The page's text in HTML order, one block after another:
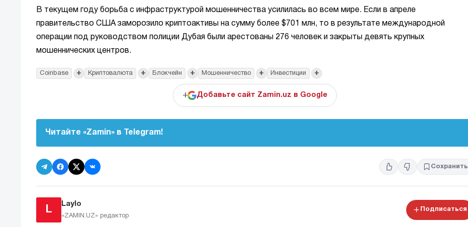
В текущем году борьба с инфраструктурой мошенничества усилилась во всем мире. Если в апреле
правительство США заморозило криптоактивы на сумму более $701 млн, то в результате международной
операции под руководством полиции Дубая были арестованы 276 человек и закрыты девять крупных
мошеннических центров.
Coinbase + Криптовалюта + Блокчейн + Мошенничество + Инвестиции +
+ Добавьте сайт Zamin.uz в Google
Читайте «Zamin» в Telegram!
Сохранить
L
Laylo
«ZAMIN.UZ» редактор
Подписаться